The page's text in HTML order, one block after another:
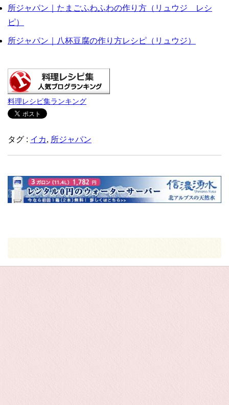
所ジャパン｜たまごふわふわの作り方（リュウジ レシ
ピ）
所ジャパン｜八杯豆腐の作り方レシピ（リュウジ）
料理レシピ集ランキング
タグ : イカ, 所ジャパン